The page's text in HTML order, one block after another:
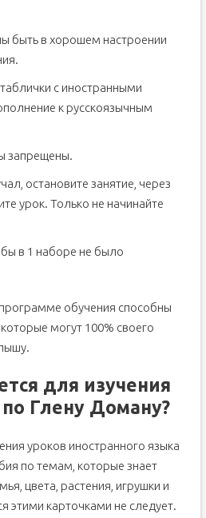
быть в хорошем настроении
с иностранными
к русскоязычным
запрещены.
остановите занятие, через
урок. Только не начинайте
в 1 наборе не было
обучения способны
могут 100% своего
для изучения
по Глену Доману?
уроков иностранного языка
по темам, которые знает
цвета, растения, игрушки и
этими карточками не следует.